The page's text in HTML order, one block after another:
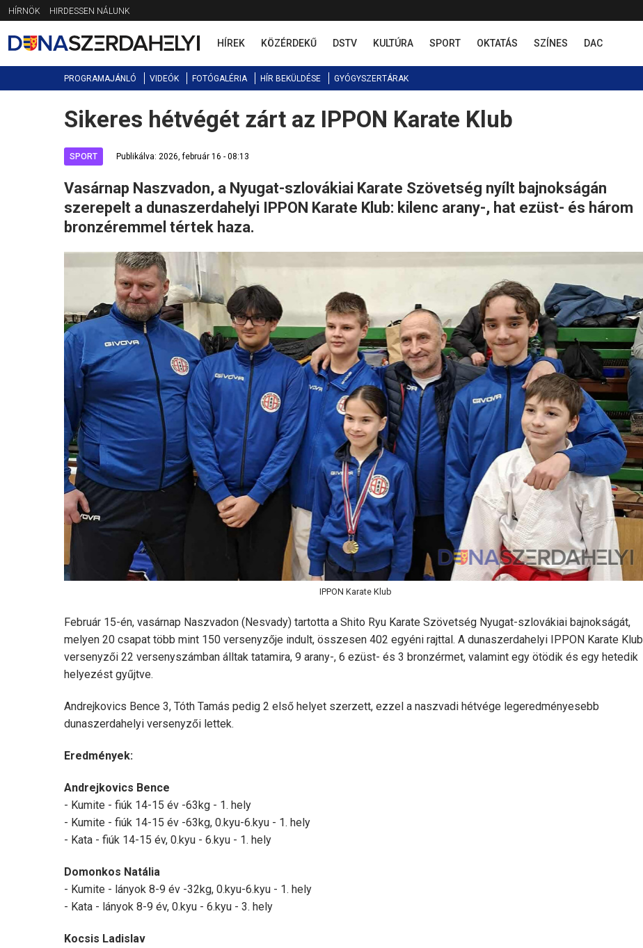
Jump
to
navigation
HÍRNÖK HIRDESSEN NÁLUNK
HÍREK KÖZÉRDEKŰ DSTV KULTÚRA SPORT OKTATÁS SZÍNES DAC
PROGRAMAJÁNLÓ VIDEÓK FOTÓGALÉRIA HÍR BEKÜLDÉSE GYÓGYSZERTÁRAK
Back
to
Sikeres hétvégét zárt az IPPON Karate Klub
SPORT Publikálva: 2026, február 16 - 08:13
Vasárnap Naszvadon, a Nyugat-szlovákiai Karate Szövetség nyílt bajnokságán
szerepelt a dunaszerdahelyi IPPON Karate Klub: kilenc arany-, hat ezüst- és három
bronzéremmel tértek haza.
IPPON Karate Klub
Február 15-én, vasárnap Naszvadon (Nesvady) tartotta a Shito Ryu Karate Szövetség Nyugat-szlovákiai bajnokságát,
melyen 20 csapat több mint 150 versenyzője indult, összesen 402 egyéni rajttal. A dunaszerdahelyi IPPON Karate Klub
versenyzői 22 versenyszámban álltak tatamira, 9 arany-, 6 ezüst- és 3 bronzérmet, valamint egy ötödik és egy hetedik
helyezést gyűjtve.
Andrejkovics Bence 3, Tóth Tamás pedig 2 első helyet szerzett, ezzel a naszvadi hétvége legeredményesebb
dunaszerdahelyi versenyzői lettek.
Eredmények:
Andrejkovics Bence
- Kumite - fiúk 14-15 év -63kg - 1. hely
- Kumite - fiúk 14-15 év -63kg, 0.kyu-6.kyu - 1. hely
- Kata - fiúk 14-15 év, 0.kyu - 6.kyu - 1. hely
Domonkos Natália
- Kumite - lányok 8-9 év -32kg, 0.kyu-6.kyu - 1. hely
- Kata - lányok 8-9 év, 0.kyu - 6.kyu - 3. hely
Kocsis Ladislav